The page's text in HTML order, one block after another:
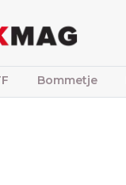
Bommetje